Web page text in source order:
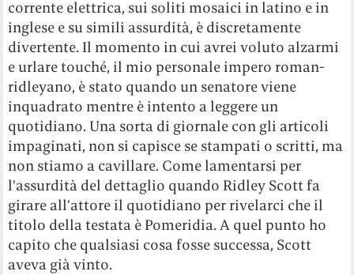
corrente elettrica, sui soliti mosaici in latino e in
inglese e su simili assurdità, è discretamente
divertente. Il momento in cui avrei voluto alzarmi
e urlare touché, il mio personale impero roman-
ridleyano, è stato quando un senatore viene
inquadrato mentre è intento a leggere un
quotidiano. Una sorta di giornale con gli articoli
impaginati, non si capisce se stampati o scritti, ma
non stiamo a cavillare. Come lamentarsi per
l’assurdità del dettaglio quando Ridley Scott fa
girare all’attore il quotidiano per rivelarci che il
titolo della testata è Pomeridia. A quel punto ho
capito che qualsiasi cosa fosse successa, Scott
aveva già vinto.